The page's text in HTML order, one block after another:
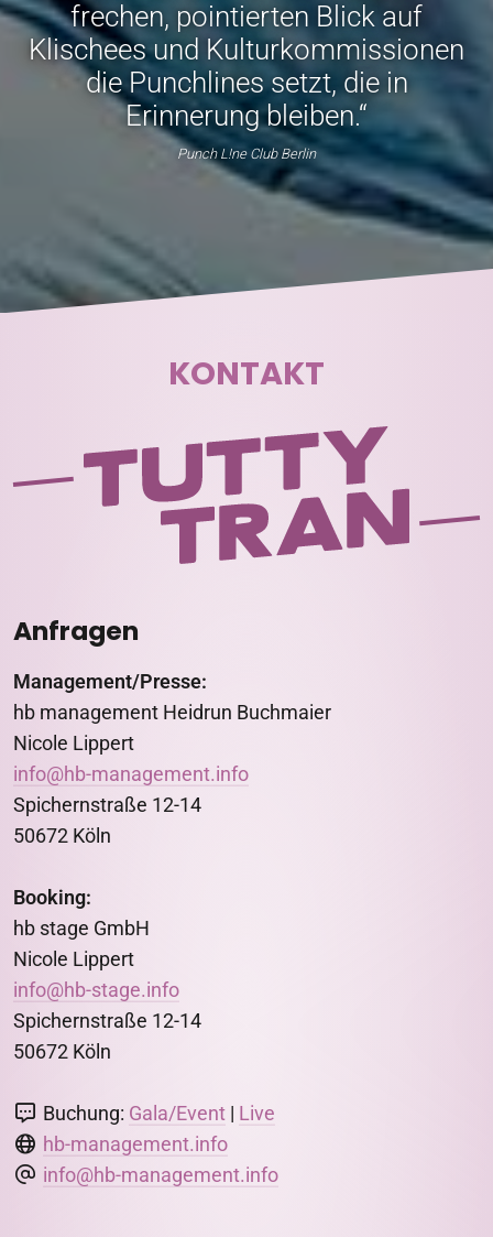
frechen, pointierten Blick auf
Klischees und Kulturkommissionen
die Punchlines setzt, die in
Erinnerung bleiben.“
Punch L!ne Club Berlin
KONTAKT
Anfragen
Management/Presse:
hb management Heidrun Buchmaier
Nicole Lippert
info@hb-management.info
Spichernstraße 12-14
50672 Köln
Booking:
hb stage GmbH
Nicole Lippert
info@hb-stage.info
Spichernstraße 12-14
50672 Köln
Buchung: Gala/Event| Live
hb-management.info
info@hb-management.info